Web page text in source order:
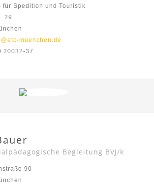
für Spedition und Touristik
29
muenchen.de
20032-37
Begleitung BVJ/k
90